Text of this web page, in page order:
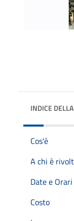
INDICE
Cos'è
A chi è
Date e Orari
Costo